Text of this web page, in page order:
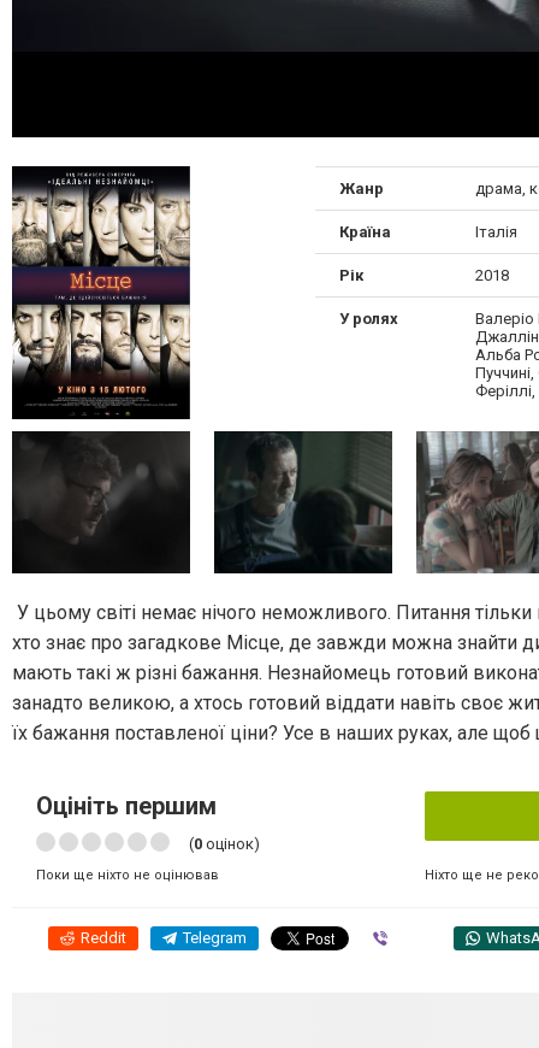
Жанр драма,
Країна Італія
Рік 2018
У ролях
Альба
Пуччині,
Феріллі,
У цьому світі немає нічого неможливого. Питання
хто знає про загадкове Місце, де завжди можна знайти
мають такі ж різні бажання. Незнайомець готовий
занадто великою, а хтось готовий віддати навіть своє
їх бажання поставленої ціни? Усе в наших руках, але
Оцініть першим
(0 оцінок)
Поки ще ніхто не оцінював Ніхто ще не
Reddit Telegram